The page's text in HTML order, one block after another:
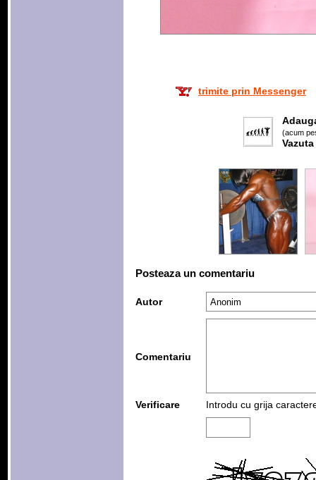
trimite prin Messenger
(acum
Vazuta
Posteaza un comentariu
Autor
Comentariu
Verificare Introdu cu grija